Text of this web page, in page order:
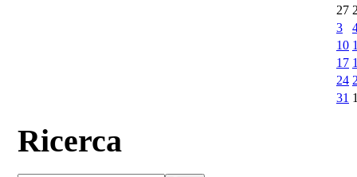
27
3
10
17
24
31
Ricerca